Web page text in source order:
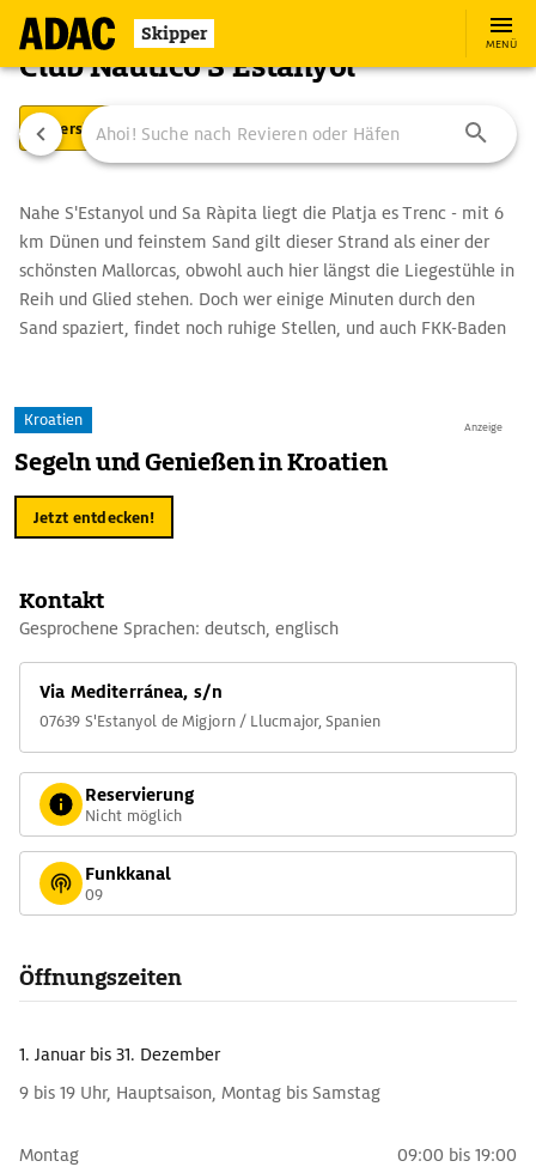
Skipper MENÜ
Club Náutico S'Estanyol
Übersicht Ausstattung Ansteuerung
Nahe S'Estanyol und Sa Ràpita liegt die Platja es Trenc - mit 6
km Dünen und feinstem Sand gilt dieser Strand als einer der
schönsten Mallorcas, obwohl auch hier längst die Liegestühle in
Reih und Glied stehen. Doch wer einige Minuten durch den
Sand spaziert, findet noch ruhige Stellen, und auch FKK-Baden
Anzeige
Kroatien
Segeln und Genießen in Kroatien
Jetzt entdecken!
Kontakt
Gesprochene Sprachen: deutsch, englisch
Via Mediterránea, s/n
07639 S'Estanyol de Migjorn / Llucmajor, Spanien
Reservierung
Nicht möglich
Funkkanal
09
Öffnungszeiten
1. Januar bis 31. Dezember
9 bis 19 Uhr, Hauptsaison, Montag bis Samstag
Montag 09:00 bis 19:00